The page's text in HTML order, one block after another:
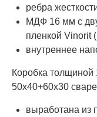
ребра
МДФ 16 мм с
пленкой Vinorit
внутреннее
Коробка
50х40+60х30
выработана из